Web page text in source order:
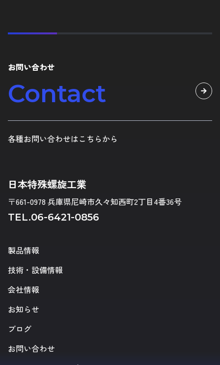
お問い合わせ
Contact
各種お問い合わせはこちらから
日本特殊螺旋工業
〒661-0978 兵庫県尼崎市久々知西町2丁目4番36号
TEL.06-6421-0856
製品情報
技術・設備情報
会社情報
お知らせ
ブログ
お問い合わせ